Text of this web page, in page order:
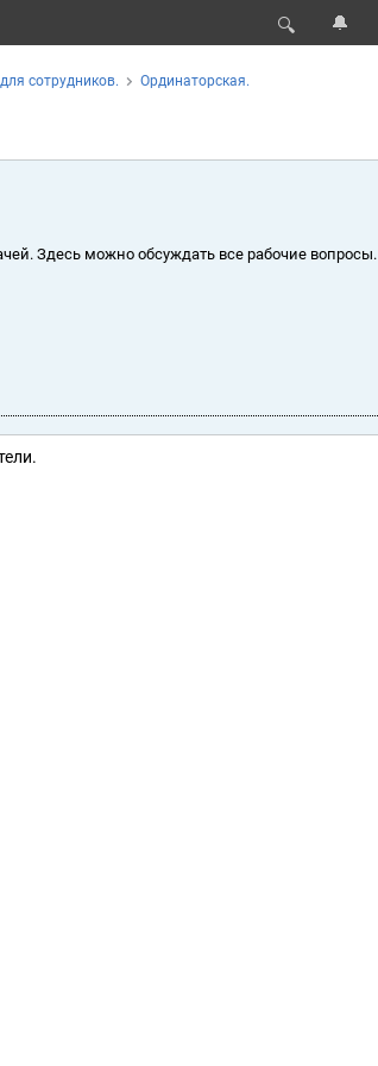
🔍 🔔
сотрудников. Ординаторская.
Здесь можно обсуждать все рабочие вопросы.